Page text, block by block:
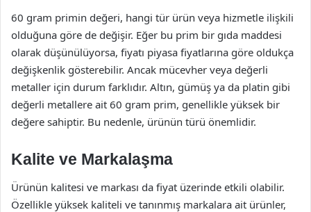
60 gram primin değeri, hangi tür ürün veya hizmetle ilişkili
olduğuna göre de değişir. Eğer bu prim bir gıda maddesi
olarak düşünülüyorsa, fiyatı piyasa fiyatlarına göre oldukça
değişkenlik gösterebilir. Ancak mücevher veya değerli
metaller için durum farklıdır. Altın, gümüş ya da platin gibi
değerli metallere ait 60 gram prim, genellikle yüksek bir
değere sahiptir. Bu nedenle, ürünün türü önemlidir.
Kalite ve Markalaşma
Ürünün kalitesi ve markası da fiyat üzerinde etkili olabilir.
Özellikle yüksek kaliteli ve tanınmış markalara ait ürünler,